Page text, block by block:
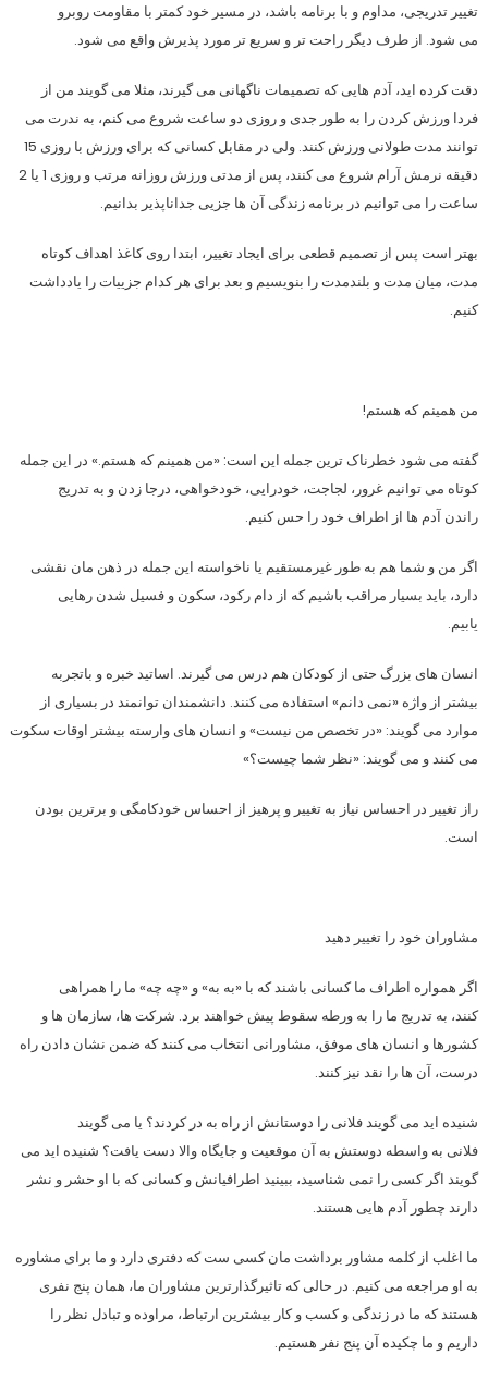
تغییر تدریجی، مداوم و با برنامه باشد، در مسیر خود کمتر با مقاومت روبرو
می شود. از طرف دیگر راحت تر و سریع تر مورد پذیرش واقع می شود.
دقت کرده اید، آدم هایی که تصمیمات ناگهانی می گیرند، مثلا می گویند من از
فردا ورزش کردن را به طور جدی و روزی دو ساعت شروع می کنم، به ندرت می
توانند مدت طولانی ورزش کنند. ولی در مقابل کسانی که برای ورزش با روزی 15
دقیقه نرمش آرام شروع می کنند، پس از مدتی ورزش روزانه مرتب و روزی 1 یا 2
ساعت را می توانیم در برنامه زندگی آن ها جزیی جداناپذیر بدانیم.
بهتر است پس از تصمیم قطعی برای ایجاد تغییر، ابتدا روی کاغذ اهداف کوتاه
مدت، میان مدت و بلندمدت را بنویسیم و بعد برای هر کدام جزییات را یادداشت
کنیم.
من همینم که هستم!
گفته می شود خطرناک ترین جمله این است: «من همینم که هستم.» در این جمله
کوتاه می توانیم غرور، لجاجت، خودرایی، خودخواهی، درجا زدن و به تدریج
راندن آدم ها از اطراف خود را حس کنیم.
اگر من و شما هم به طور غیرمستقیم یا ناخواسته این جمله در ذهن مان نقشی
دارد، باید بسیار مراقب باشیم که از دام رکود، سکون و فسیل شدن رهایی
یابیم.
انسان های بزرگ حتی از کودکان هم درس می گیرند. اساتید خبره و باتجربه
بیشتر از واژه «نمی دانم» استفاده می کنند. دانشمندان توانمند در بسیاری از
موارد می گویند: «در تخصص من نیست» و انسان های وارسته بیشتر اوقات سکوت
می کنند و می گویند: «نظر شما چیست؟»
راز تغییر در احساس نیاز به تغییر و پرهیز از احساس خودکامگی و برترین بودن
است.
مشاوران خود را تغییر دهید
اگر همواره اطراف ما کسانی باشند که با «به به» و «چه چه» ما را همراهی
کنند، به تدریج ما را به ورطه سقوط پیش خواهند برد. شرکت ها، سازمان ها و
کشورها و انسان های موفق، مشاورانی انتخاب می کنند که ضمن نشان دادن راه
درست، آن ها را نقد نیز کنند.
شنیده اید می گویند فلانی را دوستانش از راه به در کردند؟ یا می گویند
فلانی به واسطه دوستش به آن موقعیت و جایگاه والا دست یافت؟ شنیده اید می
گویند اگر کسی را نمی شناسید، ببینید اطرافیانش و کسانی که با او حشر و نشر
دارند چطور آدم هایی هستند.
ما اغلب از کلمه مشاور برداشت مان کسی ست که دفتری دارد و ما برای مشاوره
به او مراجعه می کنیم. در حالی که تاثیرگذارترین مشاوران ما، همان پنج نفری
هستند که ما در زندگی و کسب و کار بیشترین ارتباط، مراوده و تبادل نظر را
داریم و ما چکیده آن پنج نفر هستیم.